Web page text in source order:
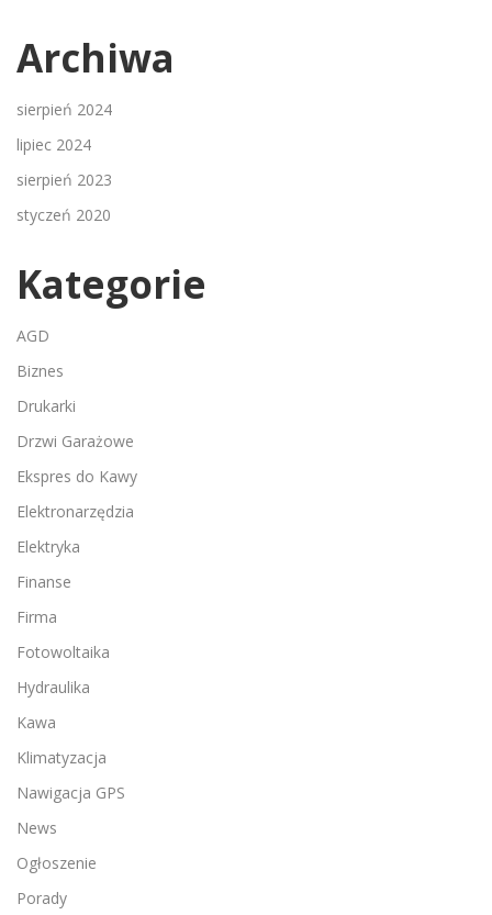
Archiwa
sierpień 2024
lipiec 2024
sierpień 2023
styczeń 2020
Kategorie
AGD
Biznes
Drukarki
Drzwi Garażowe
Ekspres do Kawy
Elektronarzędzia
Elektryka
Finanse
Firma
Fotowoltaika
Hydraulika
Kawa
Klimatyzacja
Nawigacja GPS
News
Ogłoszenie
Porady